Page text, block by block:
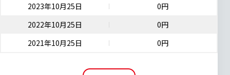
2023年10月25日
0円
2022年10月25日
0円
2021年10月25日
0円